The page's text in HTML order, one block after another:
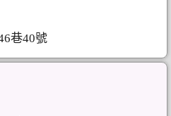
巷40號